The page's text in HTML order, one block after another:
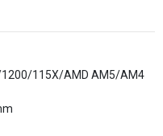
115X/AMD AM5/AM4